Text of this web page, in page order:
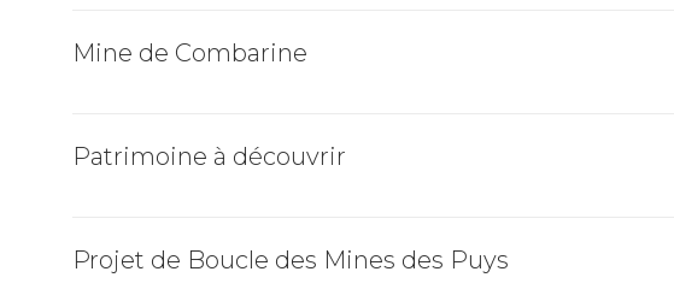
Mine de Combarine
Patrimoine à découvrir
Projet de Boucle des Mines des Puys